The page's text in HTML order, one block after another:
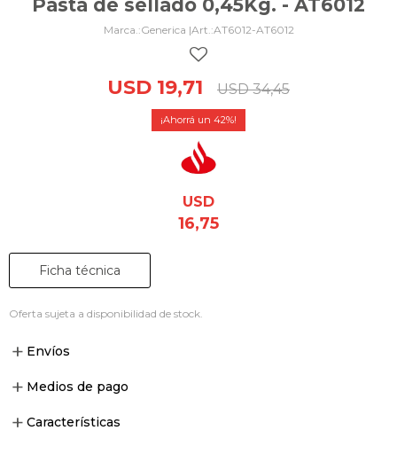
Pasta de sellado 0,45Kg. - AT6012
Generica | AT6012-AT6012
USD 19,71 USD 34,45
42
USD
16,75
Ficha técnica
Oferta sujeta a disponibilidad de stock.
Envíos
Medios de pago
Características